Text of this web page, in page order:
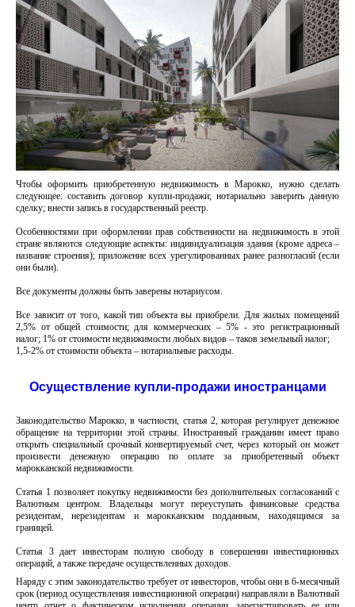
Чтобы оформить приобретенную недвижимость в Марокко, нужно сделать
следующее: составить договор купли-продажи; нотариально заверить данную
сделку; внести запись в государственный реестр.
Особенностями при оформлении прав собственности на недвижимость в этой
стране являются следующие аспекты: индивидуализация здания (кроме адреса –
название строения); приложение всех урегулированных ранее разногласий (если
они были).
Все документы должны быть заверены нотариусом.
Все зависит от того, какой тип объекта вы приобрели. Для жилых помещений
2,5% от общей стоимости; для коммерческих – 5% - это регистрационный
налог; 1% от стоимости недвижимости любых видов – таков земельный налог;
1,5-2% от стоимости объекта – нотариальные расходы.
Осуществление купли-продажи иностранцами
Законодательство Марокко, в частности, статья 2, которая регулирует денежное
обращение на территории этой страны. Иностранный гражданин имеет право
открыть специальный срочный конвертируемый счет, через который он может
произвести денежную операцию по оплате за приобретенный объект
марокканской недвижимости.
Статья 1 позволяет покупку недвижимости без дополнительных согласований с
Валютным центром. Владельцы могут переуступать финансовые средства
резидентам, нерезидентам и марокканским подданным, находящимся за
границей.
Статья 3 дает инвесторам полную свободу в совершении инвестиционных
операций, а также передаче осуществленных доходов.
Наряду с этим законодательство требует от инвесторов, чтобы они в 6-месячный
срок (период осуществления инвестиционной операции) направляли в Валютный